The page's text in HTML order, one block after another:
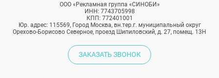
ООО «Рекламная группа «СИНОБИ»
ИНН: 7743705998
КПП: 772401001
Юр. адрес: 115569, Город Москва, вн.тер.г. муниципальный округ
Орехово-Борисово Северное, проезд Шипиловский, д. 27, помещ. 13Н
ЗАКАЗАТЬ ЗВОНОК